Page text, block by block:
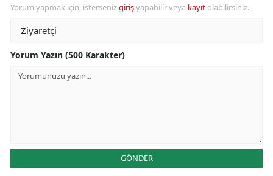
Yorum yapmak için, istersenizgirişyapabilir veya kayıt olabilirsiniz.
Yorum Yazın (500 Karakter)
GÖNDER